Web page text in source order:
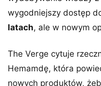
wygodniejszy dostęp
latach, ale w nowym
The Verge cytuje
Hemamdę, która
nowych produktów,